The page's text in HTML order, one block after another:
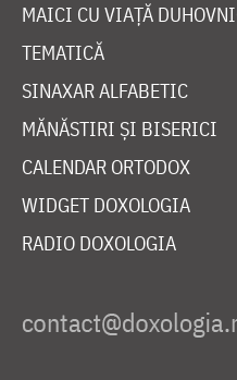
MAICI CU VIAȚĂ
TEMATICĂ
SINAXAR ALFABETIC
MĂNĂSTIRI ȘI BISERICI
CALENDAR ORTODOX
WIDGET DOXOLOGIA
RADIO DOXOLOGIA